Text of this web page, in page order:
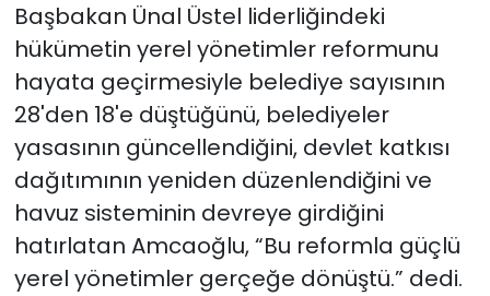
Başbakan Ünal Üstel liderliğindeki
hükümetin yerel yönetimler reformunu
hayata geçirmesiyle belediye sayısının
28'den 18'e düştüğünü, belediyeler
yasasının güncellendiğini, devlet katkısı
dağıtımının yeniden düzenlendiğini ve
havuz sisteminin devreye girdiğini
hatırlatan Amcaoğlu, “Bu reformla güçlü
yerel yönetimler gerçeğe dönüştü.” dedi.